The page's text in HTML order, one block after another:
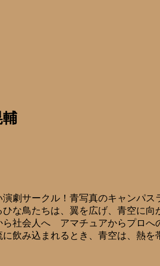
輔
劇サークル！青写真のキャンパス
な鳥たちは、翼を広げ、青空に向
社会人へ アマチュアからプロへ
飲み込まれるとき、青空は、熱